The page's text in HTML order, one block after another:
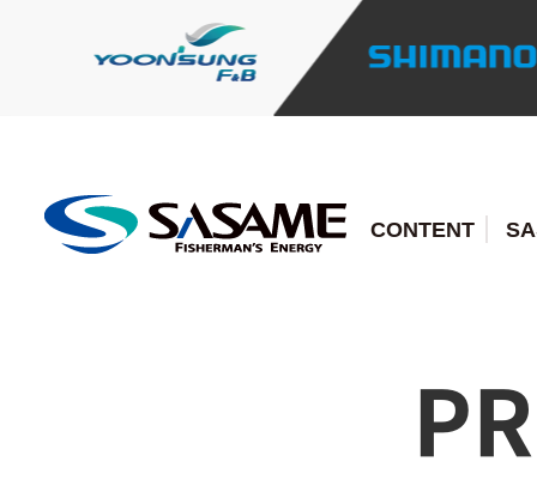
CONTENT